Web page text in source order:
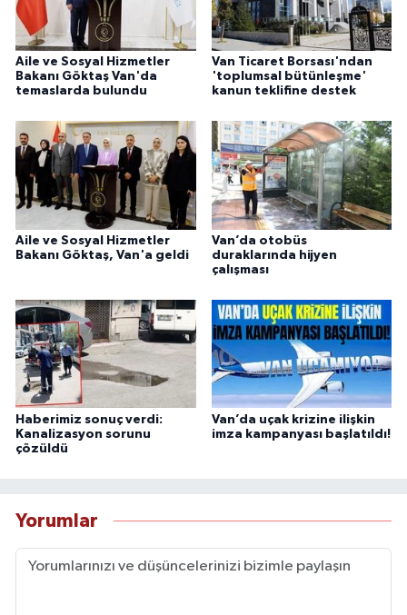
Aile ve Sosyal Hizmetler
Bakanı Göktaş Van'da
temaslarda bulundu
Van Ticaret Borsası'ndan
'toplumsal bütünleşme'
kanun teklifine destek
Aile ve Sosyal Hizmetler
Bakanı Göktaş, Van'a geldi
Van’da otobüs
duraklarında hijyen
çalışması
Haberimiz sonuç verdi:
Kanalizasyon sorunu
çözüldü
Van’da uçak krizine ilişkin
imza kampanyası başlatıldı!
Yorumlar